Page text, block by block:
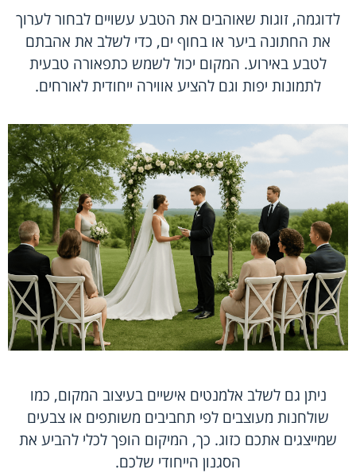
לדוגמה, זוגות שאוהבים את הטבע עשויים לבחור לערוך
את החתונה ביער או בחוף ים, כדי לשלב את אהבתם
לטבע באירוע. המקום יכול לשמש כתפאורה טבעית
לתמונות יפות וגם להציע אווירה ייחודית לאורחים.
ניתן גם לשלב אלמנטים אישיים בעיצוב המקום, כמו
שולחנות מעוצבים לפי תחביבים משותפים או צבעים
שמייצגים אתכם כזוג. כך, המיקום הופך לכלי להביע את
הסגנון הייחודי שלכם.